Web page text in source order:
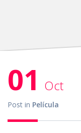
01 Oct
Post in Película